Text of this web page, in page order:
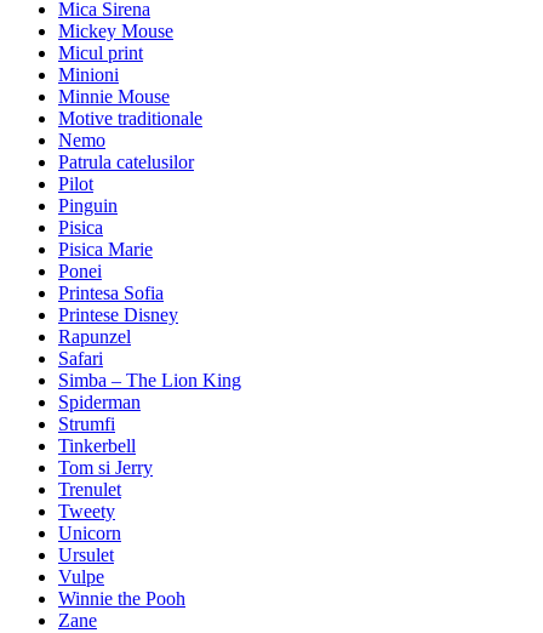
Mica Sirena
Mickey Mouse
Micul print
Minioni
Minnie Mouse
Motive traditionale
Nemo
Patrula catelusilor
Pilot
Pinguin
Pisica
Pisica Marie
Ponei
Printesa Sofia
Printese Disney
Rapunzel
Safari
Simba – The Lion King
Spiderman
Strumfi
Tinkerbell
Tom si Jerry
Trenulet
Tweety
Unicorn
Ursulet
Vulpe
Winnie the Pooh
Zane